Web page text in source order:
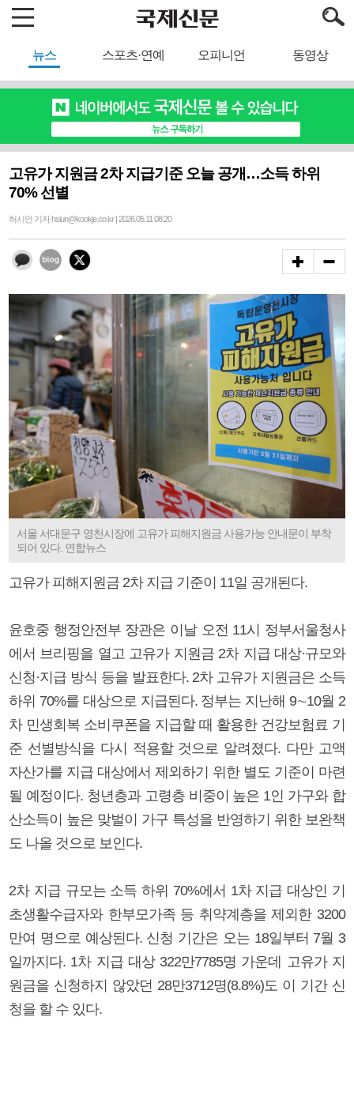
뉴스 스포츠·연예 오피니언 동영상
고유가 지원금 2차 지급기준 오늘 공개…소득 하위
70% 선별
허시언 기자 hsiun@kookje.co.kr | 2026.05.11 08:20
서울 서대문구 영천시장에 고유가 피해지원금 사용가능 안내문이 부착
되어 있다. 연합뉴스
고유가 피해지원금 2차 지급 기준이 11일 공개된다.
윤호중 행정안전부 장관은 이날 오전 11시 정부서울청사
에서 브리핑을 열고 고유가 지원금 2차 지급 대상·규모와
신청·지급 방식 등을 발표한다. 2차 고유가 지원금은 소득
하위 70%를 대상으로 지급된다. 정부는 지난해 9∼10월 2
차 민생회복 소비쿠폰을 지급할 때 활용한 건강보험료 기
준 선별방식을 다시 적용할 것으로 알려졌다. 다만 고액
자산가를 지급 대상에서 제외하기 위한 별도 기준이 마련
될 예정이다. 청년층과 고령층 비중이 높은 1인 가구와 합
산소득이 높은 맞벌이 가구 특성을 반영하기 위한 보완책
도 나올 것으로 보인다.
2차 지급 규모는 소득 하위 70%에서 1차 지급 대상인 기
초생활수급자와 한부모가족 등 취약계층을 제외한 3200
만여 명으로 예상된다. 신청 기간은 오는 18일부터 7월 3
일까지다. 1차 지급 대상 322만7785명 가운데 고유가 지
원금을 신청하지 않았던 28만3712명(8.8%)도 이 기간 신
청을 할 수 있다.